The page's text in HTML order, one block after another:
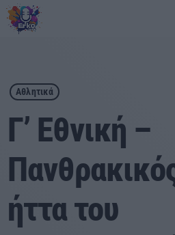
play_arrow ΕΡΚΟ
Αρχική
Εκπομπές
Αθλητικά
Γ’ Εθνική –
ήττα του